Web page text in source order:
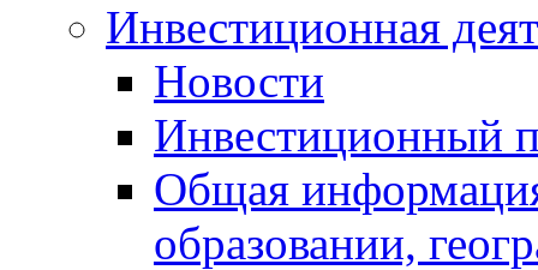
Инвестиционная
Новости
Инвестиционный
Общая
образовании,